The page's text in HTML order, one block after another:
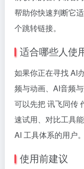
帮助你快速判断它
个跳转链接。
适合哪些人使
如果你正在寻找 AI
频与动画、AI音频
可以先把 讯飞同传
速试用、对比工具
AI 工具体系的用户。
使用前建议